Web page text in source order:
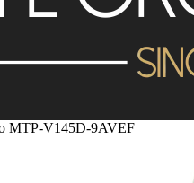
MTP-V145D-9AVEF